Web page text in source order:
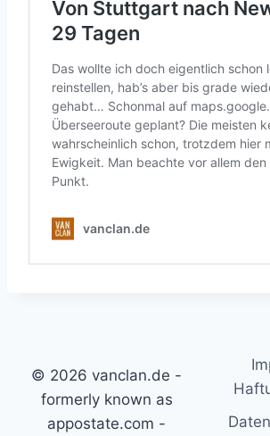
© 2026 vanclan.de -
formerly known as
appostate.com -